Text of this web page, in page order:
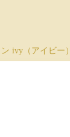
ivy（アイビー）